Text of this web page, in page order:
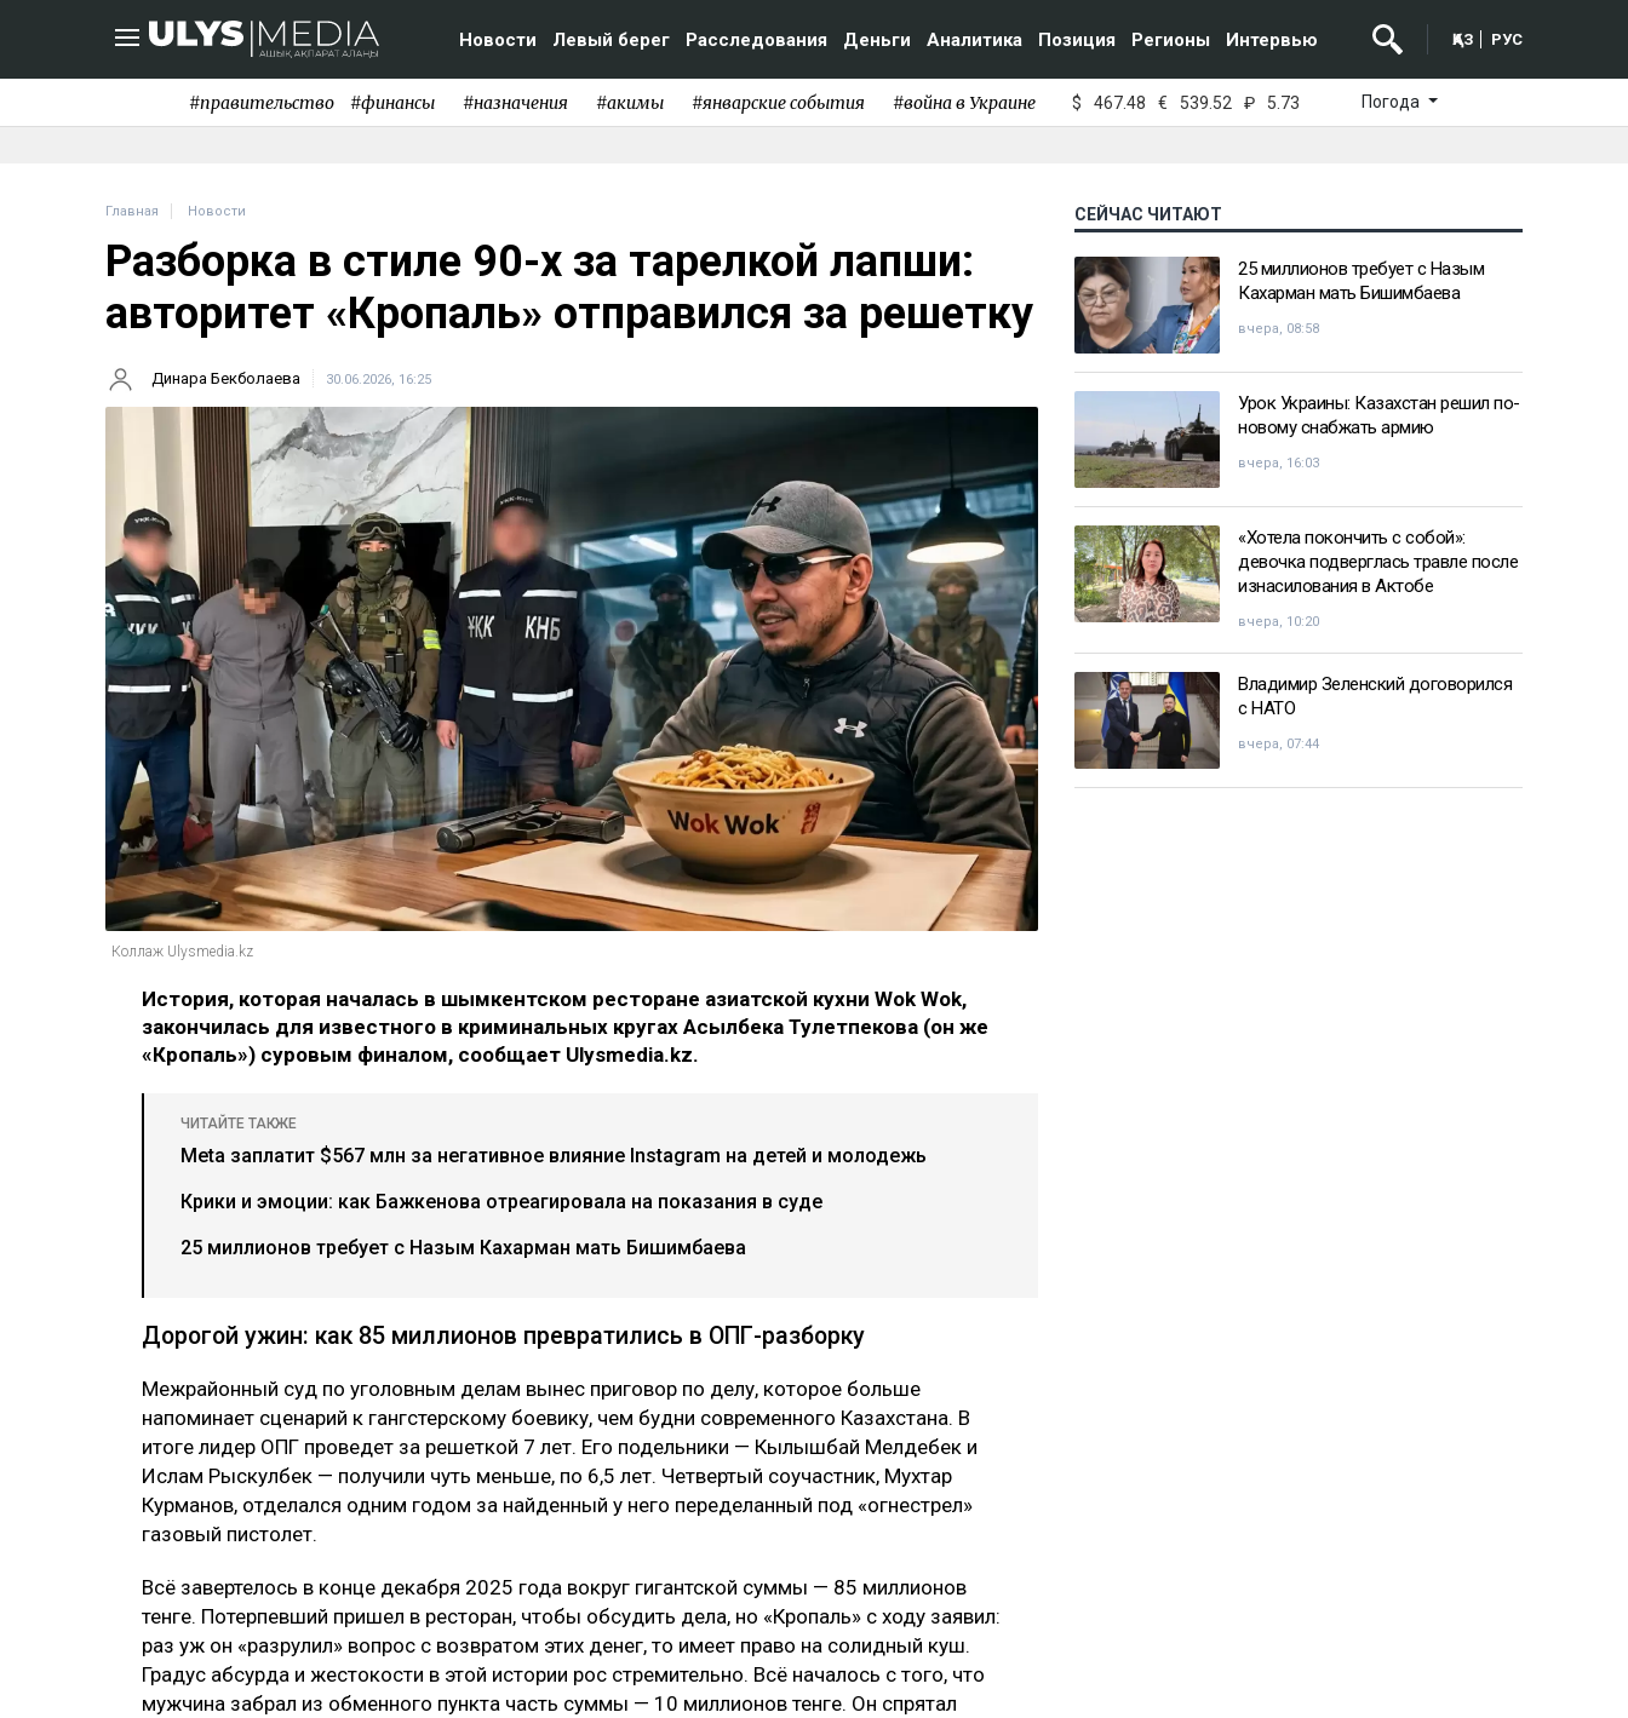
Новости Левый берег Расследования Деньги Аналитика Позиция Регионы Интервью ҚАЗ РУС
#правительство #финансы #назначения #акимы #январские события #война в Украине $ 467.48 € 539.52 ₽ 5.73 Погода
Главная Новости
Разборка в стиле 90-х за тарелкой лапши:
авторитет «Кропаль» отправился за решетку
Динара Бекболаева 30.06.2026, 16:25
Коллаж Ulysmedia.kz
История, которая началась в шымкентском ресторане азиатской кухни Wok Wok,
закончилась для известного в криминальных кругах Асылбека Тулетпекова (он же
«Кропаль») суровым финалом, сообщает Ulysmedia.kz.
ЧИТАЙТЕ ТАКЖЕ
Meta заплатит $567 млн за негативное влияние Instagram на детей и молодежь
Крики и эмоции: как Бажкенова отреагировала на показания в суде
25 миллионов требует с Назым Кахарман мать Бишимбаева
Дорогой ужин: как 85 миллионов превратились в ОПГ-разборку
Межрайонный суд по уголовным делам вынес приговор по делу, которое больше
напоминает сценарий к гангстерскому боевику, чем будни современного Казахстана. В
итоге лидер ОПГ проведет за решеткой 7 лет. Его подельники — Кылышбай Мелдебек и
Ислам Рыскулбек — получили чуть меньше, по 6,5 лет. Четвертый соучастник, Мухтар
Курманов, отделался одним годом за найденный у него переделанный под «огнестрел»
газовый пистолет.
Всё завертелось в конце декабря 2025 года вокруг гигантской суммы — 85 миллионов
тенге. Потерпевший пришел в ресторан, чтобы обсудить дела, но «Кропаль» с ходу заявил:
раз уж он «разрулил» вопрос с возвратом этих денег, то имеет право на солидный куш.
Градус абсурда и жестокости в этой истории рос стремительно. Всё началось с того, что
мужчина забрал из обменного пункта часть суммы — 10 миллионов тенге. Он спрятал
СЕЙЧАС ЧИТАЮТ
25 миллионов требует с Назым
Кахарман мать Бишимбаева
вчера, 08:58
Урок Украины: Казахстан решил по-
новому снабжать армию
вчера, 16:03
«Хотела покончить с собой»:
девочка подверглась травле после
изнасилования в Актобе
вчера, 10:20
Владимир Зеленский договорился
с НАТО
вчера, 07:44